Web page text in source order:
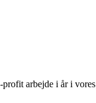
arbejde i år i vores